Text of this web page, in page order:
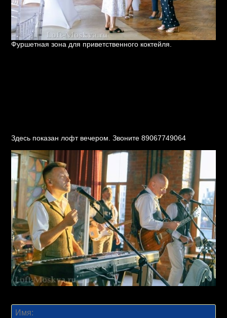
Фуршетная зона для приветственного коктейля.
Здесь показан лофт вечером. Звоните 89067749064